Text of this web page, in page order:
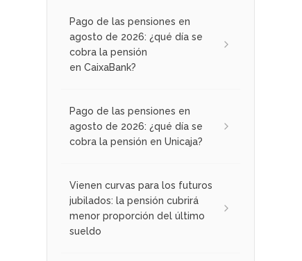
Pago de las pensiones en
agosto de 2026: ¿qué día se
cobra la pensión
en CaixaBank?
Pago de las pensiones en
agosto de 2026: ¿qué día se
cobra la pensión en Unicaja?
Vienen curvas para los futuros
jubilados: la pensión cubrirá
menor proporción del último
sueldo